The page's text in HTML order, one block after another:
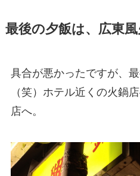
最後の夕飯は、広東
具合が悪かったですが、
（笑）ホテル近くの火鍋
店へ。